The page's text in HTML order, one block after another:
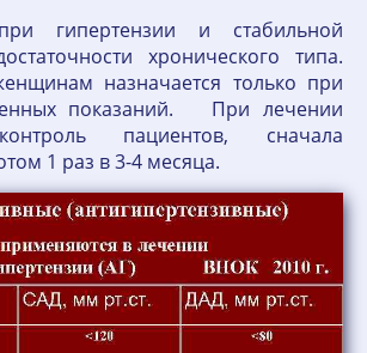
гипертензии и стабильной
хронического типа.
назначается только при
показаний. При лечении
пациентов, сначала
1 раз в 3-4 месяца.